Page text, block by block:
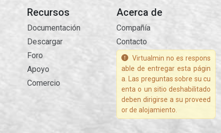
Recursos
Documentación
Descargar
Foro
Apoyo
Comercio
Acerca de
Compañía
Contacto
Virtualmin no es respons
able de entregar esta págin
a. Las preguntas sobre su cu
enta o un sitio deshabilitado
deben dirigirse a su proveed
or de alojamiento.